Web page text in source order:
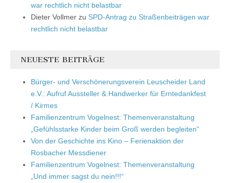
war rechtlich nicht belastbar
Dieter Vollmer zu SPD-Antrag zu Straßenbeiträgen war
rechtlich nicht belastbar
NEUESTE BEITRÄGE
Bürger- und Verschönerungsverein Leuscheider Land
e.V.: Aufruf Aussteller & Handwerker für Erntedankfest
/ Kirmes
Familienzentrum Vogelnest: Themenveranstaltung
„Gefühlsstarke Kinder beim Groß werden begleiten“
Von der Geschichte ins Kino – Ferienaktion der
Rosbacher Messdiener
Familienzentrum Vogelnest: Themenveranstaltung
„Und immer sagst du nein!!!“